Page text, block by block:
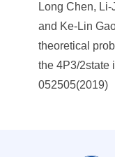
Long Chen,
and Ke-Lin
theoretical
the 4P3/2state
052505(2019)